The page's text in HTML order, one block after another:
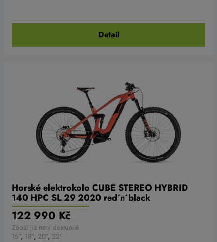
Detail
Horské elektrokolo CUBE STEREO HYBRID
140 HPC SL 29 2020 red´n´black
122 990 Kč
Zboží již není dostupné
16", 18", 20", 22"